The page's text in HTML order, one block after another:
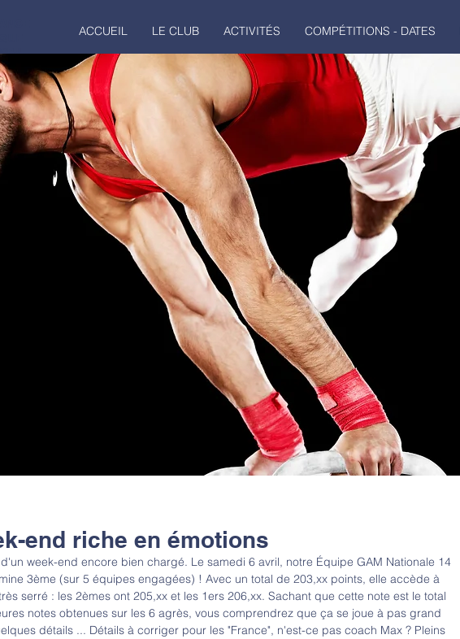
ACCUEIL LE CLUB ACTIVITÉS COMPÉTITIONS - DATES
end riche en émotions
week-end encore bien chargé. Le samedi 6 avril, notre Équipe GAM Nationale 14
3ème (sur 5 équipes engagées) ! Avec un total de 203,xx points, elle accède à
serré : les 2èmes ont 205,xx et les 1ers 206,xx. Sachant que cette note est le total
notes obtenues sur les 6 agrès, vous comprendrez que ça se joue à pas grand
détails ... Détails à corriger pour les "France", n'est-ce pas coach Max ? Pleins